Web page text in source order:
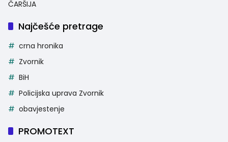
ČARŠIJA
Najčešće pretrage
crna hronika
Zvornik
BiH
Policijska uprava Zvornik
obavjestenje
PROMOTEXT